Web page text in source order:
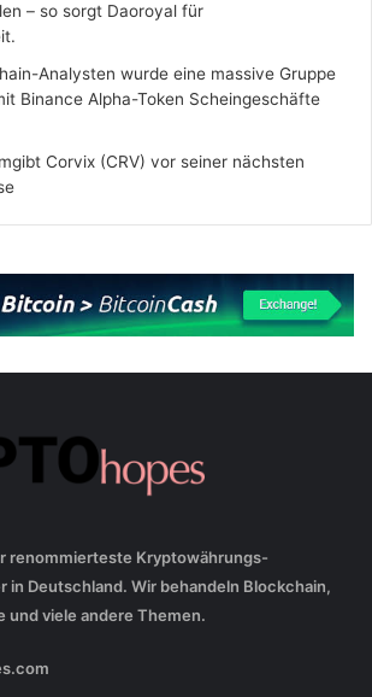
– so sorgt Daoroyal für
Analysten wurde eine massive Gruppe
Binance Alpha-Token Scheingeschäfte
Corvix (CRV) vor seiner nächsten
renommierteste Kryptowährungs-
in Deutschland. Wir behandeln Blockchain,
und viele andere Themen.